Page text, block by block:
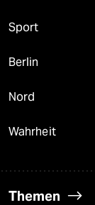
Sport
Berlin
Nord
Wahrheit
Themen